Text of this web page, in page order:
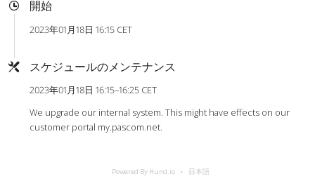
開始
2023年01月18日 16:15 CET
スケジュールのメンテナンス
2023年01月18日 16:15–16:25 CET
We upgrade our internal system. This might have effects on our
customer portal my.pascom.net.
Powered By Hund.io 日本語